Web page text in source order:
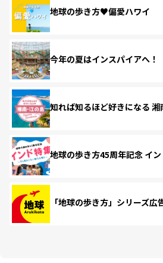
地球の歩き方♥偏愛ハワイ
今年の夏はインスパイアへ！
知れば知るほど好きになる 湘
地球の歩き方45周年記念 イ
「地球の歩き方」シリーズ広